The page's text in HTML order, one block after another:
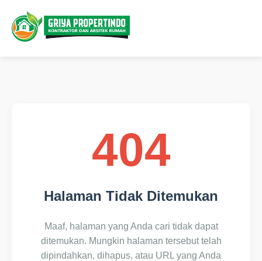
404
Halaman Tidak Ditemukan
Maaf, halaman yang Anda cari tidak dapat
ditemukan. Mungkin halaman tersebut telah
dipindahkan, dihapus, atau URL yang Anda